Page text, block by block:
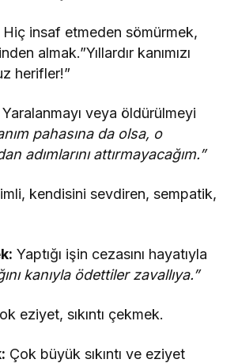
Hiç insaf etmeden sömürmek,
almak.”Yıllardır kanımızı
herifler!”
Yaralanmayı veya öldürülmeyi
pahasına da olsa, o
adımlarını attırmayacağım.”
kendisini sevdiren, sempatik,
Yaptığı işin cezasını hayatıyla
kanıyla ödettiler zavallıya.”
eziyet, sıkıntı çekmek.
Çok büyük sıkıntı ve eziyet